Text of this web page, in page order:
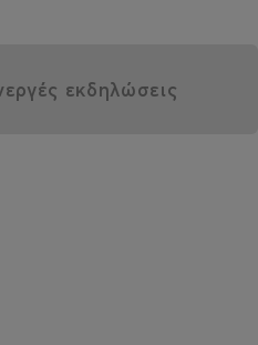
εκδηλώσεις